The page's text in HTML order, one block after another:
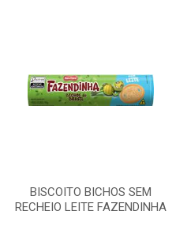
BISCOITO BICHOS SEM
RECHEIO LEITE FAZENDINHA